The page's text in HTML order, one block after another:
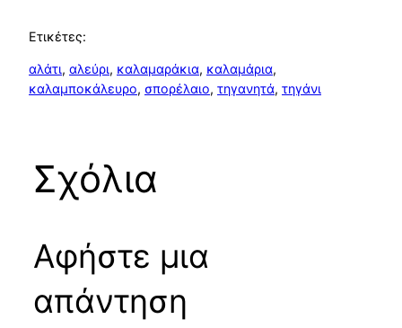
Ετικέτες:
αλάτι, αλεύρι, καλαμαράκια, καλαμάρια
καλαμποκάλευρο, σπορέλαιο, τηγανητά, τηγάνι
Σχόλια
Αφήστε μια
απάντηση